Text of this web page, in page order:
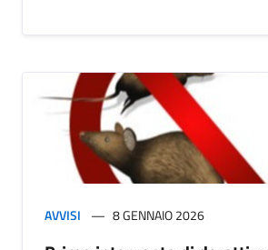
AVVISI 8 GENNAIO 2026